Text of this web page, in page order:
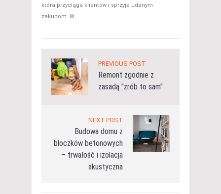
która przyciąga klientów i sprzyja udanym
zakupom. W...
PREVIOUS POST
Remont zgodnie z
zasadą "zrób to sam"
NEXT POST
Budowa domu z
bloczków betonowych
– trwałość i izolacja
akustyczna